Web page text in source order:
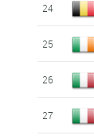
24
25
26
27